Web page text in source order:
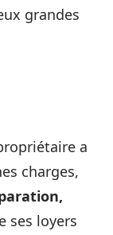
grandes
a
charges,
ses loyers